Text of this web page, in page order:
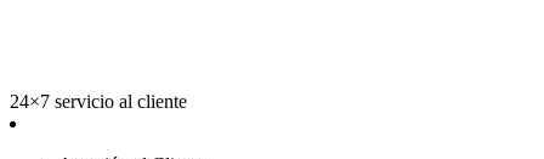
24×7 servicio al cliente